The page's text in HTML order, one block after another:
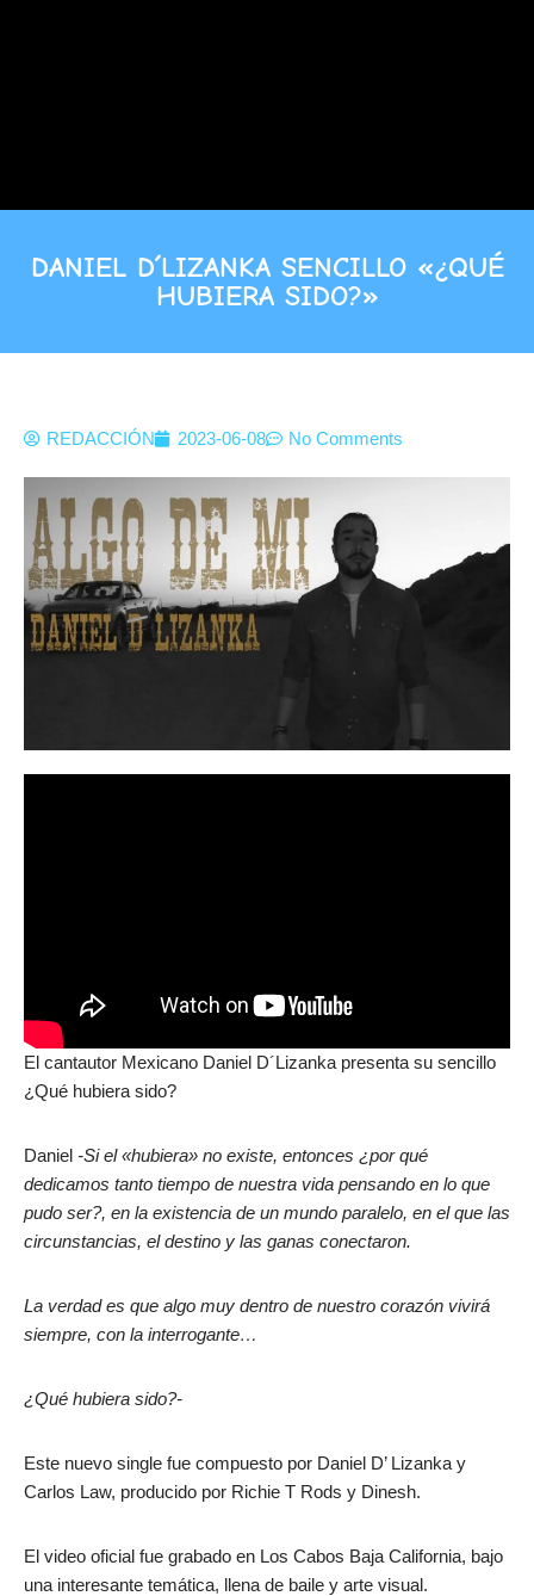
DANIEL D´LIZANKA SENCILLO «¿QUÉ
HUBIERA SIDO?»
REDACCIÓN 2023-06-08 No Comments
El cantautor Mexicano Daniel D´Lizanka presenta su sencillo
¿Qué hubiera sido?
Daniel -Si el «hubiera» no existe, entonces ¿por qué
dedicamos tanto tiempo de nuestra vida pensando en lo que
pudo ser?, en la existencia de un mundo paralelo, en el que las
circunstancias, el destino y las ganas conectaron.
La verdad es que algo muy dentro de nuestro corazón vivirá
siempre, con la interrogante…
¿Qué hubiera sido?-
Este nuevo single fue compuesto por Daniel D’ Lizanka y
Carlos Law, producido por Richie T Rods y Dinesh.
El video oficial fue grabado en Los Cabos Baja California, bajo
una interesante temática, llena de baile y arte visual.